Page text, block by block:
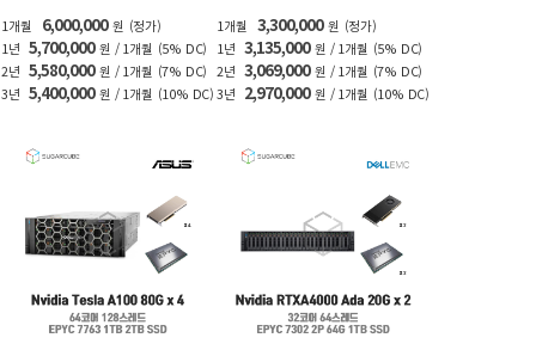
1개월 6,000,000 원
(정가)
1년
5,700,000 원 / 1개월
(5% DC)
2년
5,580,000 원 / 1개월
(7% DC)
3년
5,400,000 원 / 1개월 (10% DC)
1개월 3,300,000 원
(정가)
1년
3,135,000 원 / 1개월
(5% DC)
2년
3,069,000 원 / 1개월
(7% DC)
3년
2,970,000 원 / 1개월 (10% DC)